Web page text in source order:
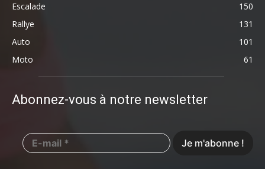
Escalade
150
Rallye
131
Auto
101
Moto
61
Abonnez-vous à notre newsletter